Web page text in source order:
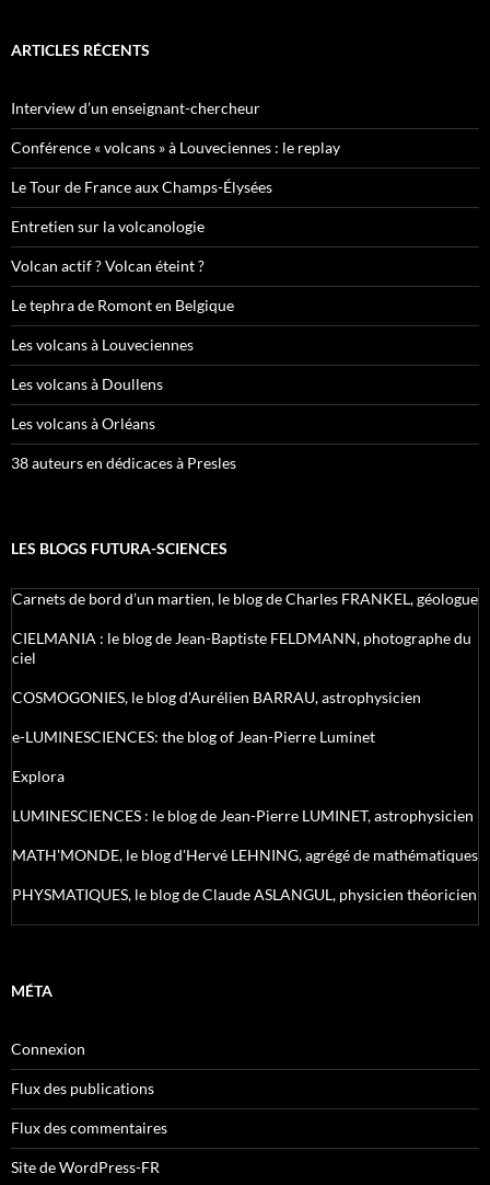
ARTICLES RÉCENTS
Interview d’un enseignant-chercheur
Conférence « volcans » à Louveciennes : le replay
Le Tour de France aux Champs-Élysées
Entretien sur la volcanologie
Volcan actif ? Volcan éteint ?
Le tephra de Romont en Belgique
Les volcans à Louveciennes
Les volcans à Doullens
Les volcans à Orléans
38 auteurs en dédicaces à Presles
LES BLOGS FUTURA-SCIENCES
Carnets de bord d’un martien, le blog de Charles FRANKEL, géologue
CIELMANIA : le blog de Jean-Baptiste FELDMANN, photographe du
ciel
COSMOGONIES, le blog d'Aurélien BARRAU, astrophysicien
e-LUMINESCIENCES: the blog of Jean-Pierre Luminet
Explora
LUMINESCIENCES : le blog de Jean-Pierre LUMINET, astrophysicien
MATH'MONDE, le blog d'Hervé LEHNING, agrégé de mathématiques
PHYSMATIQUES, le blog de Claude ASLANGUL, physicien théoricien
MÉTA
Connexion
Flux des publications
Flux des commentaires
Site de WordPress-FR